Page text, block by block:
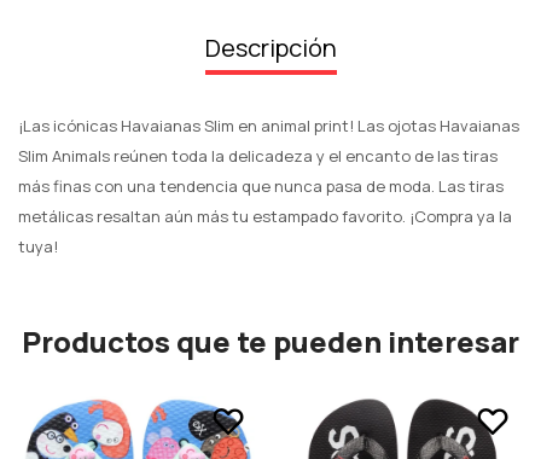
Descripción
¡Las icónicas Havaianas Slim en animal print! Las ojotas Havaianas
Slim Animals reúnen toda la delicadeza y el encanto de las tiras
más finas con una tendencia que nunca pasa de moda. Las tiras
metálicas resaltan aún más tu estampado favorito. ¡Compra ya la
tuya!
Productos que te pueden interesar